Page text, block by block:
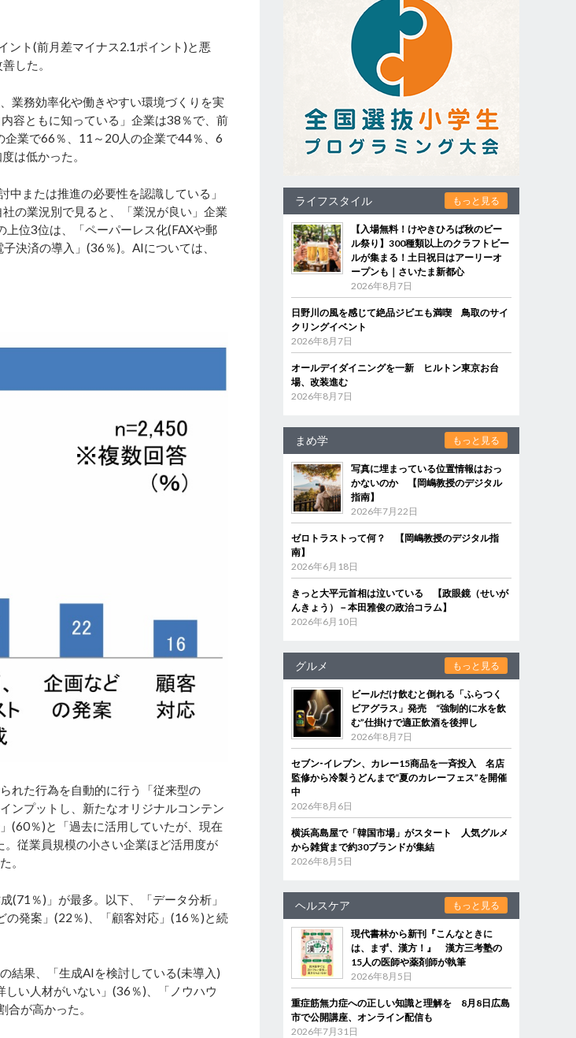
ト(前月差マイナス2.1ポイント)と悪
した。
業務効率化や働きやすい環境づくりを実
容ともに知っている」企業は38％で、前
業で66％、11～20人の企業で44％、6
は低かった。
または推進の必要性を認識している」
の業況別で見ると、「業況が良い」企業
位3位は、「ペーパーレス化(FAXや郵
決済の導入」(36％)。AIについては、
れた行為を自動的に行う「従来型の
ンプットし、新たなオリジナルコンテン
(60％)と「過去に活用していたが、現在
従業員規模の小さい企業ほど活用度が
。
％)」が最多。以下、「データ分析」
発案」(22％)、「顧客対応」(16％)と続
結果、「生成AIを検討している(未導入)
い人材がいない」(36％)、「ノウハウ
が高かった。
ライフスタイル もっと見る
【入場無料！けやきひろば秋のビー
ル祭り】300種類以上のクラフトビー
ルが集まる！土日祝日はアーリーオ
ープンも｜さいたま新都心
2026年8月7日
日野川の風を感じて絶品ジビエも満喫 鳥取のサイ
クリングイベント
2026年8月7日
オールデイダイニングを一新 ヒルトン東京お台
場、改装進む
2026年8月7日
まめ学 もっと見る
写真に埋まっている位置情報はおっ
かないのか 【岡嶋教授のデジタル
指南】
2026年7月22日
ゼロトラストって何？ 【岡嶋教授のデジタル指
南】
2026年6月18日
きっと大平元首相は泣いている 【政眼鏡（せいが
んきょう）－本田雅俊の政治コラム】
2026年6月10日
グルメ もっと見る
ビールだけ飲むと倒れる「ふらつく
ビアグラス」発売 “強制的に水を飲
む”仕掛けで適正飲酒を後押し
2026年8月7日
セブン‐イレブン、カレー15商品を一斉投入 名店
監修から冷製うどんまで“夏のカレーフェス”を開催
中
2026年8月6日
横浜高島屋で「韓国市場」がスタート 人気グルメ
から雑貨まで約30ブランドが集結
2026年8月5日
ヘルスケア もっと見る
現代書林から新刊『こんなときに
は、まず、漢方！』 漢方三考塾の
15人の医師や薬剤師が執筆
2026年8月5日
重症筋無力症への正しい知識と理解を 8月8日広島
市で公開講座、オンライン配信も
2026年7月31日